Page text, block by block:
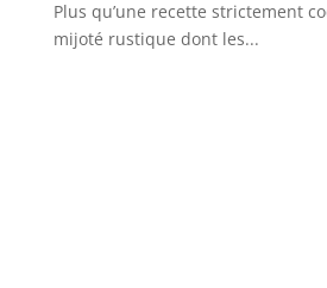
Plus qu’une recette strictement
mijoté rustique dont les...